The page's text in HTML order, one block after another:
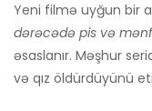
Yeni filmə uyğun bir
dərəcədə pis və
əsaslanır. Məşhur
və qız öldürdüyünü